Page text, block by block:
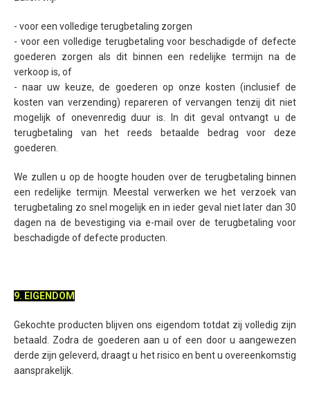
- voor een volledige terugbetaling zorgen
- voor een volledige terugbetaling voor beschadigde of defecte
goederen zorgen als dit binnen een redelijke termijn na de
verkoop is, of
- naar uw keuze, de goederen op onze kosten (inclusief de
kosten van verzending) repareren of vervangen tenzij dit niet
mogelijk of onevenredig duur is. In dit geval ontvangt u de
terugbetaling van het reeds betaalde bedrag voor deze
goederen.
We zullen u op de hoogte houden over de terugbetaling binnen
een redelijke termijn. Meestal verwerken we het verzoek van
terugbetaling zo snel mogelijk en in ieder geval niet later dan 30
dagen na de bevestiging via e-mail over de terugbetaling voor
beschadigde of defecte producten.
9. EIGENDOM
Gekochte producten blijven ons eigendom totdat zij volledig zijn
betaald. Zodra de goederen aan u of een door u aangewezen
derde zijn geleverd, draagt u het risico en bent u overeenkomstig
aansprakelijk.